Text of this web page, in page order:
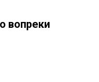
вопреки